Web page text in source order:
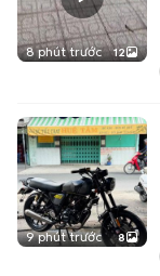
8 phút trước 12
9 phút trước 8